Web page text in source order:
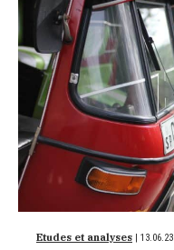
Etudes et analyses | 13.06.23